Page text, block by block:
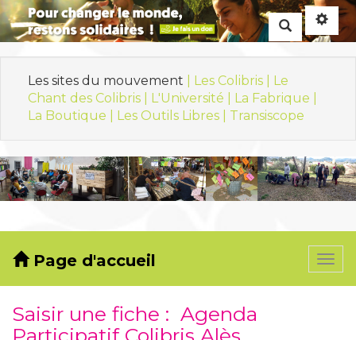
Rechercher
Les sites du mouvement | Les Colibris | Le
Chant des Colibris | L'Université | La Fabrique |
La Boutique | Les Outils Libres | Transiscope
Page d'accueil
Saisir une fiche : Agenda
Participatif Colibris Alès